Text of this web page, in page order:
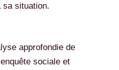
sa situation.
approfondie de
sociale et